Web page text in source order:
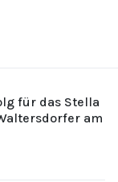
für das Stella
am